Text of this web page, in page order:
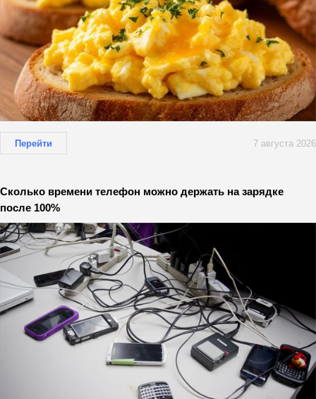
Перейти 7 августа 2026
Сколько времени телефон можно держать на зарядке
после 100%